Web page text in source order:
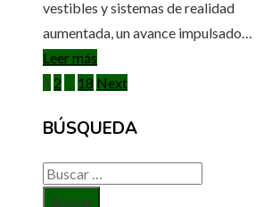
vestibles y sistemas de realidad
aumentada, un avance impulsado…
Leer más
Paginación
de
entradas
1 2 18 Next
BÚSQUEDA
Buscar: